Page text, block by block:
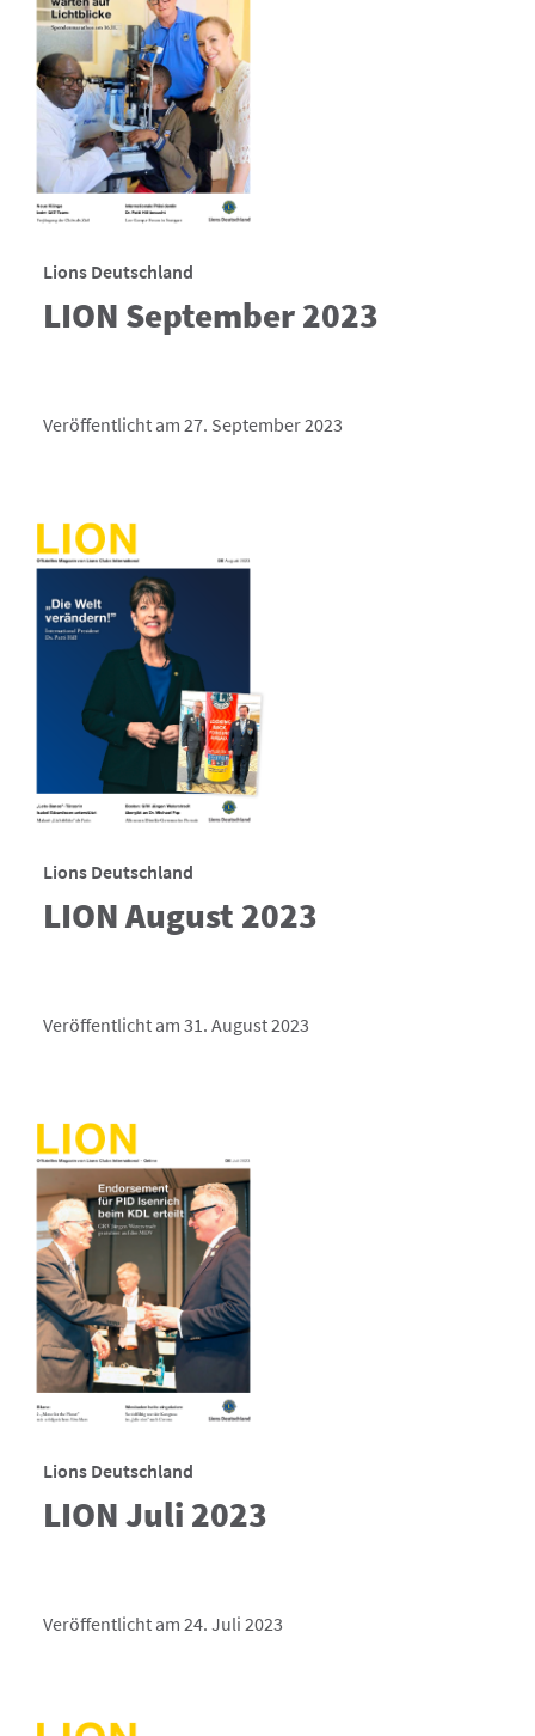
Lions Deutschland
LION September 2023
Veröffentlicht am 27. September 2023
Lions Deutschland
LION August 2023
Veröffentlicht am 31. August 2023
Lions Deutschland
LION Juli 2023
Veröffentlicht am 24. Juli 2023